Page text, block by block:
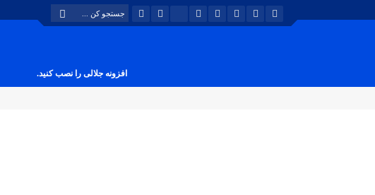
افزونه جلالی را نصب کنید.